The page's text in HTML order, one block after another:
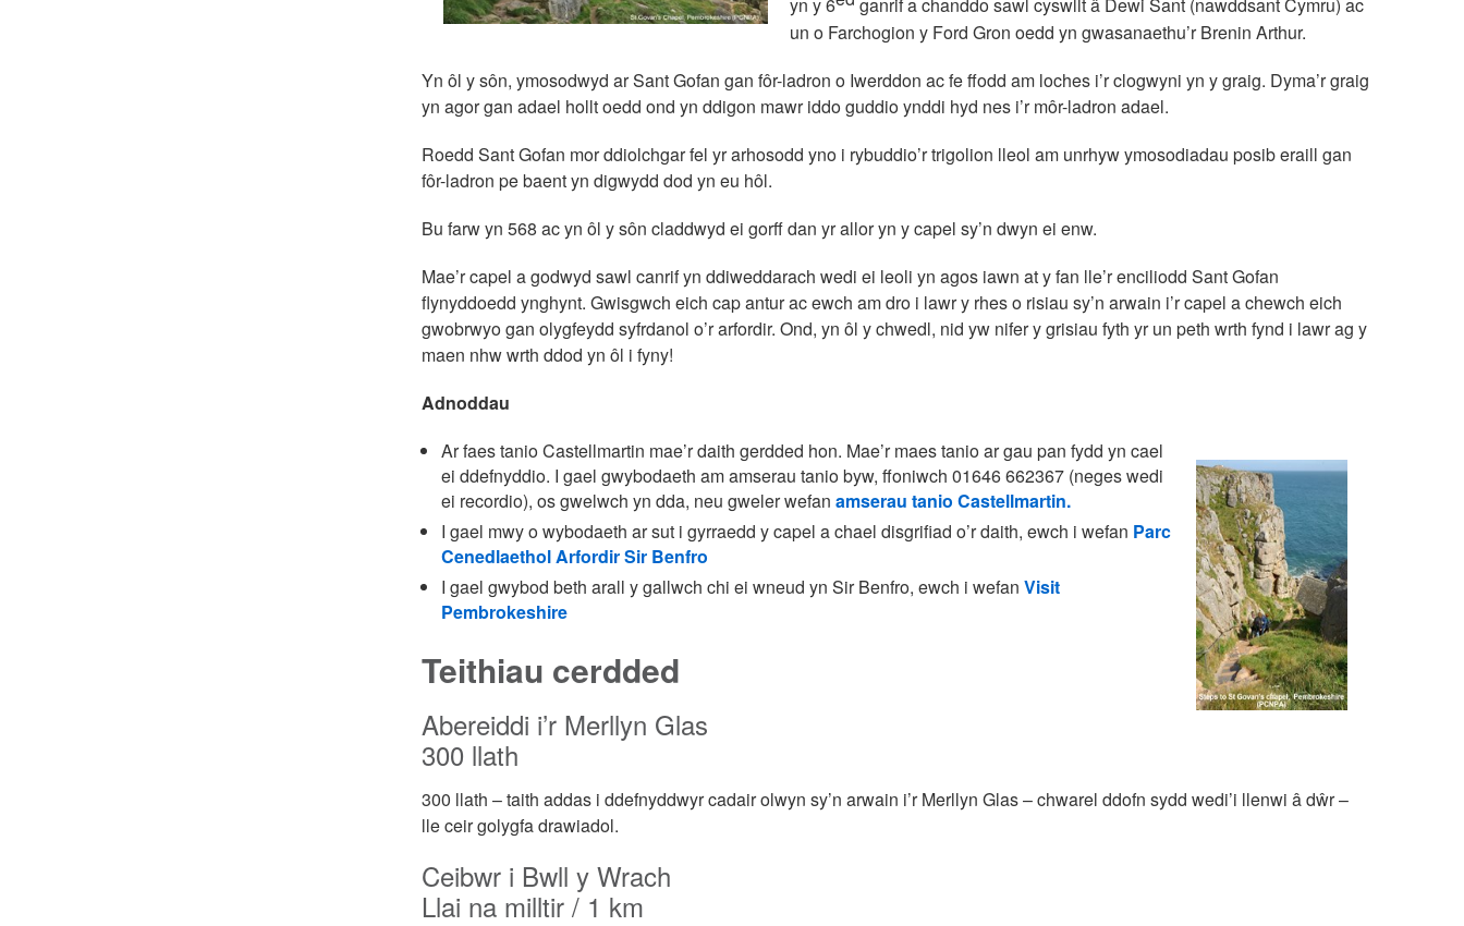
yn y 6
ganrif a chanddo sawl cyswllt â Dewi Sant (nawddsant Cymru) ac
un o Farchogion y Ford Gron oedd yn gwasanaethu’r Brenin Arthur.
Yn ôl y sôn, ymosodwyd ar Sant Gofan gan fôr-ladron o Iwerddon ac fe ffodd am loches i’r clogwyni yn y graig. Dyma’r graig
yn agor gan adael hollt oedd ond yn ddigon mawr iddo guddio ynddi hyd nes i’r môr-ladron adael.
Roedd Sant Gofan mor ddiolchgar fel yr arhosodd yno i rybuddio’r trigolion lleol am unrhyw ymosodiadau posib eraill gan
fôr-ladron pe baent yn digwydd dod yn eu hôl.
Bu farw yn 568 ac yn ôl y sôn claddwyd ei gorff dan yr allor yn y capel sy’n dwyn ei enw.
Mae’r capel a godwyd sawl canrif yn ddiweddarach wedi ei leoli yn agos iawn at y fan lle’r enciliodd Sant Gofan
flynyddoedd ynghynt. Gwisgwch eich cap antur ac ewch am dro i lawr y rhes o risiau sy’n arwain i’r capel a chewch eich
gwobrwyo gan olygfeydd syfrdanol o’r arfordir. Ond, yn ôl y chwedl, nid yw nifer y grisiau fyth yr un peth wrth fynd i lawr ag y
maen nhw wrth ddod yn ôl i fyny!
Adnoddau
Ar faes tanio Castellmartin mae’r daith gerdded hon. Mae’r maes tanio ar gau pan fydd yn cael
ei ddefnyddio. I gael gwybodaeth am amserau tanio byw, ffoniwch 01646 662367 (neges wedi
ei recordio), os gwelwch yn dda, neu gweler wefan amserau tanio Castellmartin.
I gael mwy o wybodaeth ar sut i gyrraedd y capel a chael disgrifiad o’r daith, ewch i wefan Parc
Cenedlaethol Arfordir Sir Benfro
I gael gwybod beth arall y gallwch chi ei wneud yn Sir Benfro, ewch i wefan Visit
Pembrokeshire
Teithiau cerdded
Abereiddi i’r Merllyn Glas
300 llath
300 llath – taith addas i ddefnyddwyr cadair olwyn sy’n arwain i’r Merllyn Glas – chwarel ddofn sydd wedi’i llenwi â dŵr –
lle ceir golygfa drawiadol.
Ceibwr i Bwll y Wrach
Llai na milltir / 1 km